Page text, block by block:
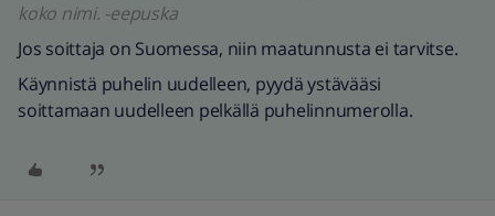
koko nimi. -eepuska
Jos soittaja on Suomessa, niin maatunnusta ei tarvitse.
Käynnistä puhelin uudelleen, pyydä ystävääsi
soittamaan uudelleen pelkällä puhelinnumerolla.